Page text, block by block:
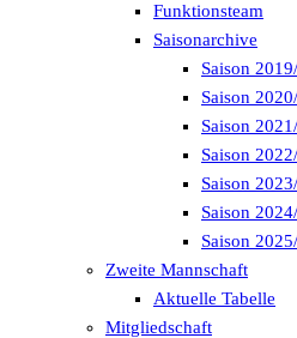
Funktionsteam
Saisonarchive
Saison
Saison
Saison
Saison
Saison
Saison
Saison
Zweite Mannschaft
Aktuelle Tabelle
Mitgliedschaft